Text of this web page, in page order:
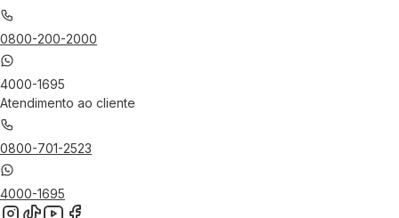
0800-200-2000
4000-1695
Atendimento ao cliente
0800-701-2523
4000-1695